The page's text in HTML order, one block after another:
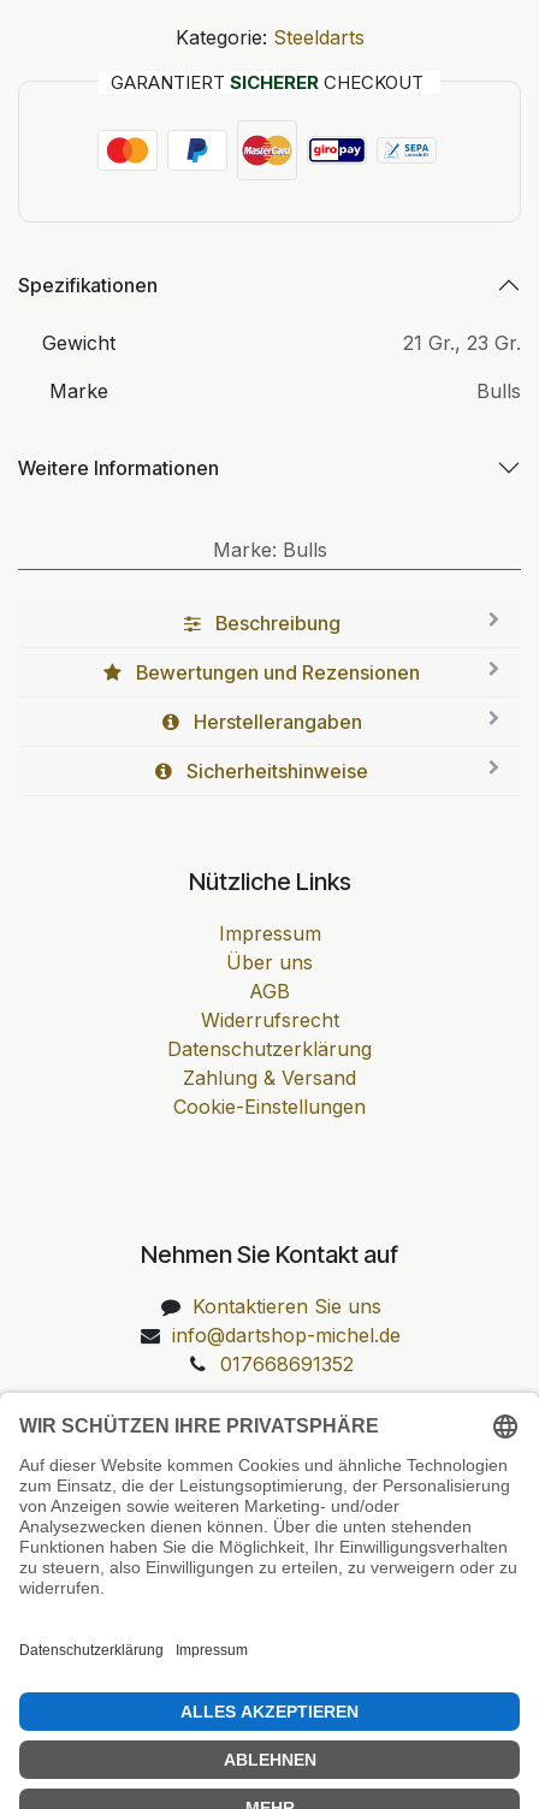
Kategorie: Steeldarts
GARANTIERT SICHERER CHECKOUT
Spezifikationen
Gewicht 21 Gr., 23 Gr.
Marke
Bulls
Weitere Informationen
Marke: Bulls
Beschreibung
Bewertungen und Rezensionen
Herstellerangaben
Sicherheitshinweise
Nützliche Links
Impressum
Über uns
AGB
Widerrufsrecht
Datenschutzerklärung
Zahlung & Versand
Cookie-Einstellungen
Nehmen Sie Kontakt auf
Kontaktieren Sie uns
info@dartshop-michel.de
017668691352
Unsere Prüfsiegel